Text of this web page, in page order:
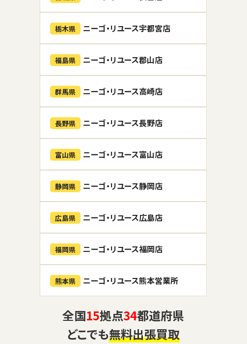
栃木県 ニーゴ・リユース宇都宮店
福島県 ニーゴ・リユース郡山店
群馬県 ニーゴ・リユース高崎店
長野県 ニーゴ・リユース長野店
富山県 ニーゴ・リユース富山店
静岡県 ニーゴ・リユース静岡店
広島県 ニーゴ・リユース広島店
福岡県 ニーゴ・リユース福岡店
熊本県 ニーゴ・リユース熊本営業所
全国15拠点34都道府県
どこでも無料出張買取